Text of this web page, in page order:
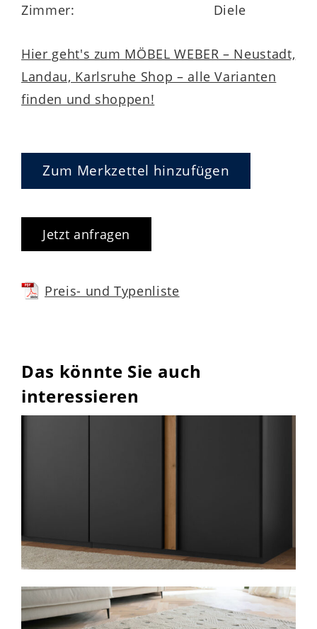
Zimmer:
Diele
Hier geht's zum MÖBEL WEBER – Neustadt,
Landau, Karlsruhe Shop – alle Varianten
finden und shoppen!
Zum Merkzettel hinzufügen
Jetzt anfragen
Preis- und Typenliste
Das könnte Sie auch
interessieren